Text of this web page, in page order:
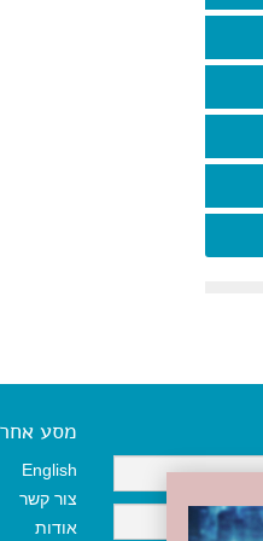
מסע אחר
English
צור קשר
אודות